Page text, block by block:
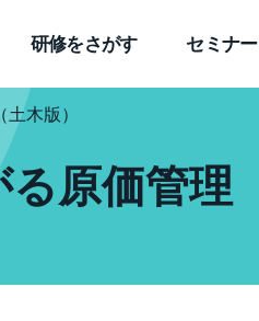
研修をさがす セミナー
木版）
原価管理